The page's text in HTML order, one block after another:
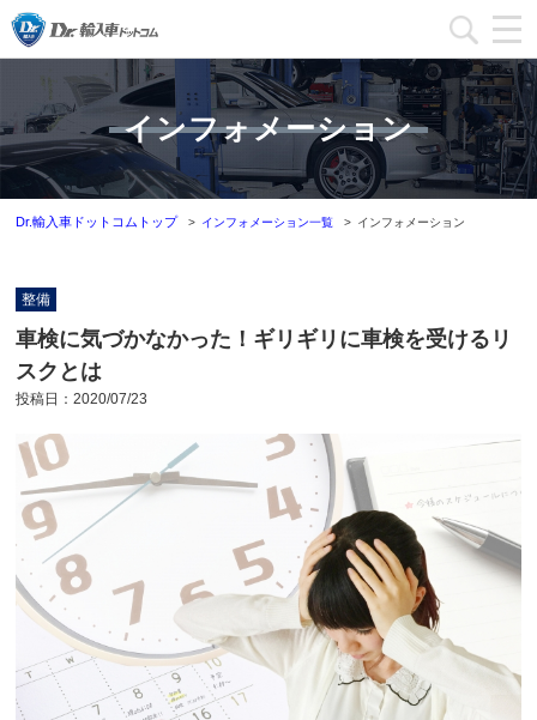
加盟店一覧
加盟店ブログ一覧
インフォメーション
加盟店募集
本部問い合わせ
インフォメーション
Dr.輸入車ドットコムトップ インフォメーション一覧 インフォメーション
整備
車検に気づかなかった！ギリギリに車検を受けるリ
スクとは
投稿日：2020/07/23